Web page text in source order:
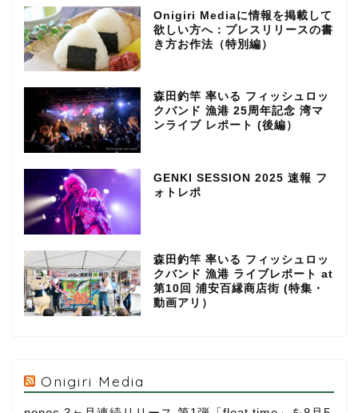
Onigiri Mediaに情報を掲載して
欲しい方へ：プレスリリースの書
き方お作法（特別編）
森田釣竿 率いる フィッシュロッ
クバンド 漁港 25周年記念 湾マ
ンライブ レポート (後編）
GENKI SESSION 2025 速報 フ
ォトレポ
森田釣竿 率いる フィッシュロッ
クバンド 漁港 ライブレポート at
第10回 浦安百縁商店街 (特集・
動画アリ）
Onigiri Media